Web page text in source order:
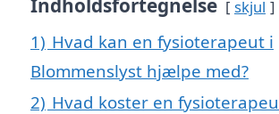
Indholdsfortegnelse skjul
1) Hvad kan en fysioterapeut i
Blommenslyst hjælpe med?
2) Hvad koster en